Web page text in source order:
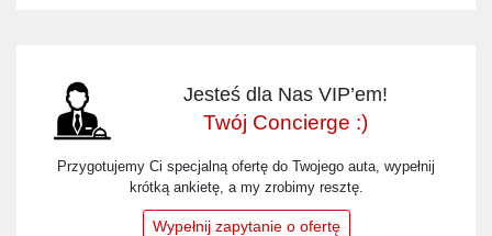
Jesteś dla Nas VIP’em!
Twój Concierge :)
Przygotujemy Ci specjalną ofertę do Twojego auta, wypełnij
krótką ankietę, a my zrobimy resztę.
Wypełnij zapytanie o ofertę